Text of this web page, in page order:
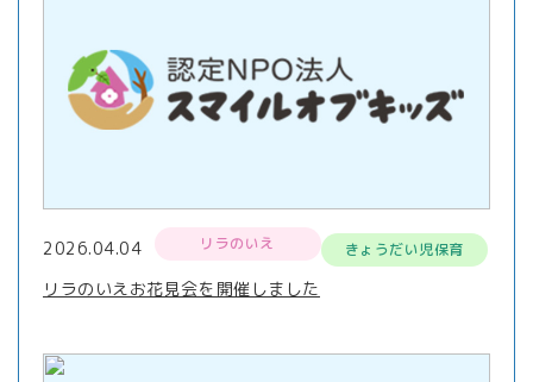
2026.04.04 リラのいえ きょうだい児保育
リラのいえお花見会を開催しました